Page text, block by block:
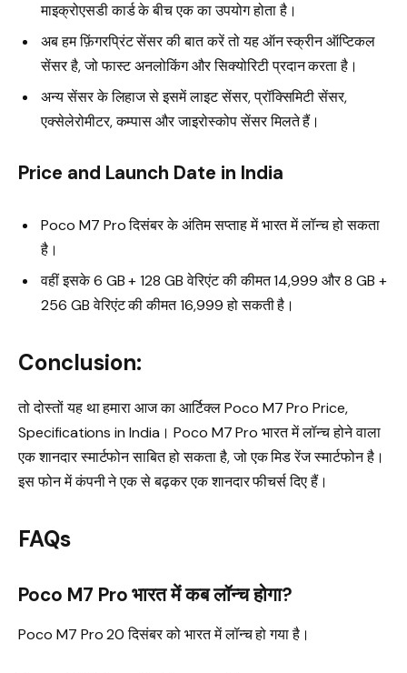
माइक्रोएसडी कार्ड के बीच एक का उपयोग होता है।
अब हम फ़िंगरप्रिंट सेंसर की बात करें तो यह ऑन स्क्रीन ऑप्टिकल
सेंसर है, जो फास्ट अनलोकिंग और सिक्योरिटी प्रदान करता है।
अन्य सेंसर के लिहाज से इसमें लाइट सेंसर, प्रॉक्सिमिटी सेंसर,
एक्सेलेरोमीटर, कम्पास और जाइरोस्कोप सेंसर मिलते हैं।
Price and Launch Date in India
Poco M7 Pro दिसंबर के अंतिम सप्ताह में भारत में लॉन्च हो सकता
है।
वहीं इसके 6 GB + 128 GB वेरिएंट की कीमत ₹14,999 और 8 GB +
256 GB वेरिएंट की कीमत ₹16,999 हो सकती है।
Conclusion:
तो दोस्तों यह था हमारा आज का आर्टिक्ल Poco M7 Pro Price,
Specifications in India। Poco M7 Pro भारत में लॉन्च होने वाला
एक शानदार स्मार्टफोन साबित हो सकता है, जो एक मिड रेंज स्मार्टफोन है।
इस फोन में कंपनी ने एक से बढ़कर एक शानदार फीचर्स दिए हैं।
FAQs
Poco M7 Pro भारत में कब लॉन्च होगा?
Poco M7 Pro 20 दिसंबर को भारत में लॉन्च हो गया है।